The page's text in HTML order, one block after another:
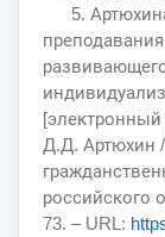
5.
[электронный
Д.Д. Артюхин
российского
73. – URL: